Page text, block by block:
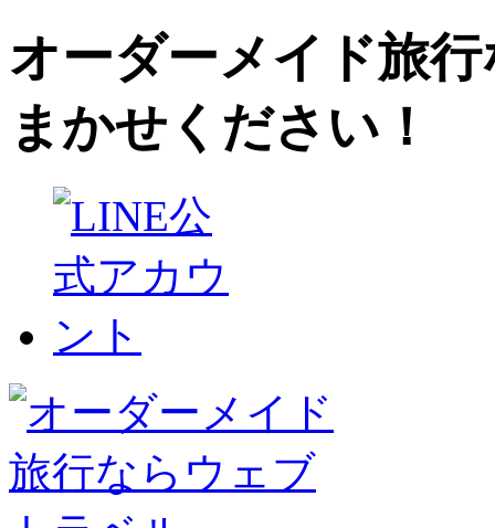
オーダーメイド旅
まかせください！